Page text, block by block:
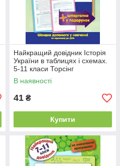
Найкращий довідник Історія
України в таблицях і схемах.
5-11 класи Торсінг
В наявності
41 ₴
Купити